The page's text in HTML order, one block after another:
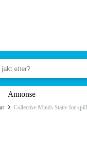
Annonse
Collective Minds Stativ for spill